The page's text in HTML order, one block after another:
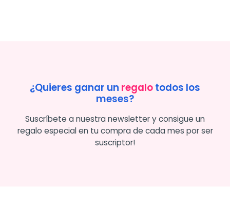
¿Quieres ganar un regalotodos los
meses?
Suscríbete a nuestra newsletter y consigue un
regalo especial en tu compra de cada mes por ser
suscriptor!